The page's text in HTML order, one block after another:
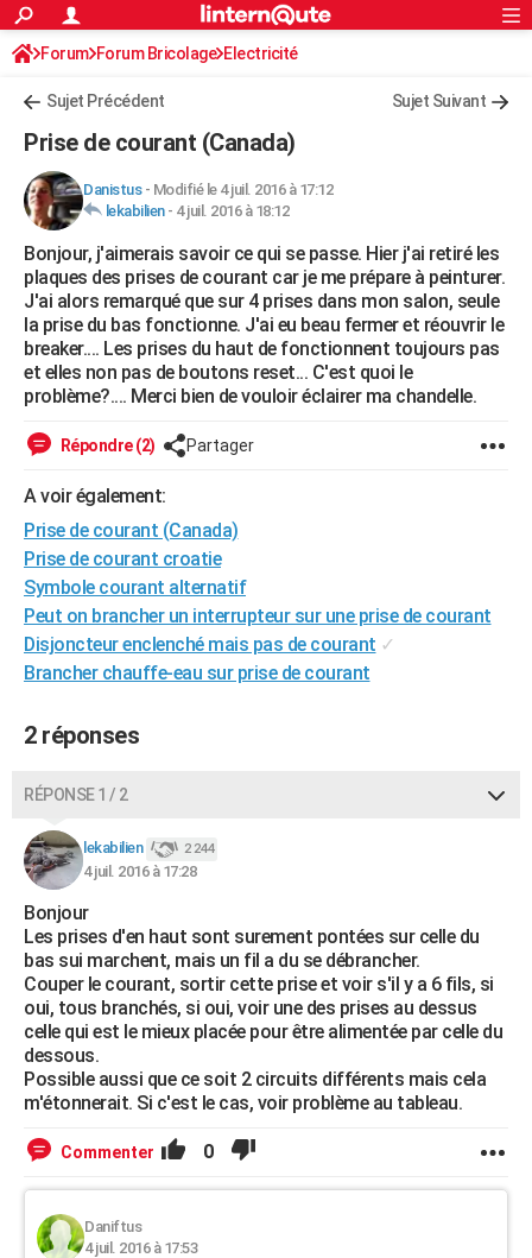
ACTUALITÉS
Politique
Société
Faits Divers
Education
Monde
Villes
+
FINANCE
Retraite
Impôts
Epargne
Immobilier
Risques naturels par ville
Banque
Assurance
Crédit
AUTO
Essais
Réserver un essai
Citadines
Berlines
SUV
Forum auto
+HIGH-TECH
Mobiles
Meilleur smartphone
Internet
Ordinateurs
Jeux vidéo
Guide high-tech
+BRICOLAGE
Forum
Aménagement intérieur
Extérieur
Cuisine
Salle de bains
Jardinage
Rangement
WEEK-END
Guides de France
Escapades
Patrimoine
Expositions
Musées
Week-end nature
+
Art de vivre
Bien-être
Loisirs
Mode
Modes de vie
Alimentation
Guide de la santé
Maladies
Médicaments
Sommeil
Destinations
City break
Voyage nature
Voyage de noces
Forum
Climat
+PHOTO
GUIDES D'ACHAT
BONS PLANS
Carte de Noël
Carte Bonne année
Carte Saint-Valentin
Carte Pâques
Carte d'anniversaire
DICTIONNAIRE
Dictionnaire
Biographies
Citations
Expressions
Proverbes
PROGRAMME TV
COPAINS D'AVANT
S'inscrire
Se connecter
Lycées
Collèges
Primaires
Universités
Entreprises
Service militaire
Avis de recherche
FORUM
Bricolage
Lifestyle
Culture
Sport
Auto
Television
Voyage
Cinema
S'inscrire
Connexion
Forum Forum Bricolage Electricité
Sujet Précédent Sujet Suivant
Prise de courant (Canada)
Danistus- Modifié le 4 juil. 2016 à 17:12
lekabilien- 4 juil. 2016 à 18:12
Bonjour, j'aimerais savoir ce qui se passe. Hier j'ai retiré les
plaques des prises de courant car je me prépare à peinturer.
J'ai alors remarqué que sur 4 prises dans mon salon, seule
la prise du bas fonctionne. J'ai eu beau fermer et réouvrir le
breaker.... Les prises du haut de fonctionnent toujours pas
et elles non pas de boutons reset... C'est quoi le
problème?.... Merci bien de vouloir éclairer ma chandelle.
Répondre (2) Partager
A voir également:
Prise de courant (Canada)
Prise de courant croatie
Symbole courant alternatif
Peut on brancher un interrupteur sur une prise de courant
Disjoncteur enclenché mais pas de courant ✓
Brancher chauffe-eau sur prise de courant
2 réponses
RÉPONSE 1 / 2
lekabilien 2 244
4 juil. 2016 à 17:28
Bonjour
Les prises d'en haut sont surement pontées sur celle du
bas sui marchent, mais un fil a du se débrancher.
Couper le courant, sortir cette prise et voir s'il y a 6 fils, si
oui, tous branchés, si oui, voir une des prises au dessus
celle qui est le mieux placée pour être alimentée par celle du
dessous.
Possible aussi que ce soit 2 circuits différents mais cela
m'étonnerait. Si c'est le cas, voir problème au tableau.
Commenter 0
Daniftus
4 juil. 2016 à 17:53